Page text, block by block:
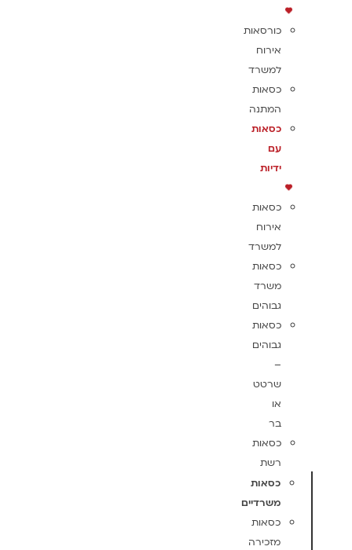
כורסאות
אירוח
למשרד
כסאות
המתנה
כסאות
עם
ידיות
כסאות
אירוח
למשרד
כסאות
משרד
גבוהים
כסאות
גבוהים
–
שרטט
או
בר
כסאות
רשת
כסאות
משרדיים
כסאות
מזכירה